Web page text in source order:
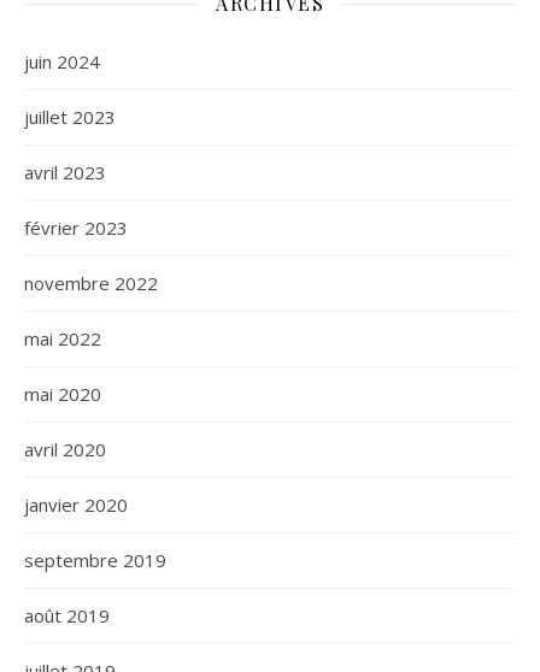
juin 2024
juillet 2023
avril 2023
février 2023
novembre 2022
mai 2022
mai 2020
avril 2020
janvier 2020
septembre 2019
août 2019